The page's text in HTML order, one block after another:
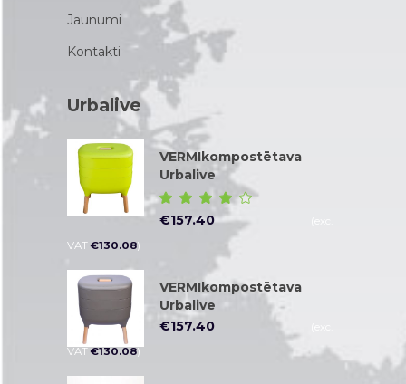
Jaunumi
Kontakti
Urbalive
VERMIkompostētava
Urbalive
4.00
€157.40
VAT€130.08)
VERMIkompostētava
Urbalive
€157.40
VAT€130.08)